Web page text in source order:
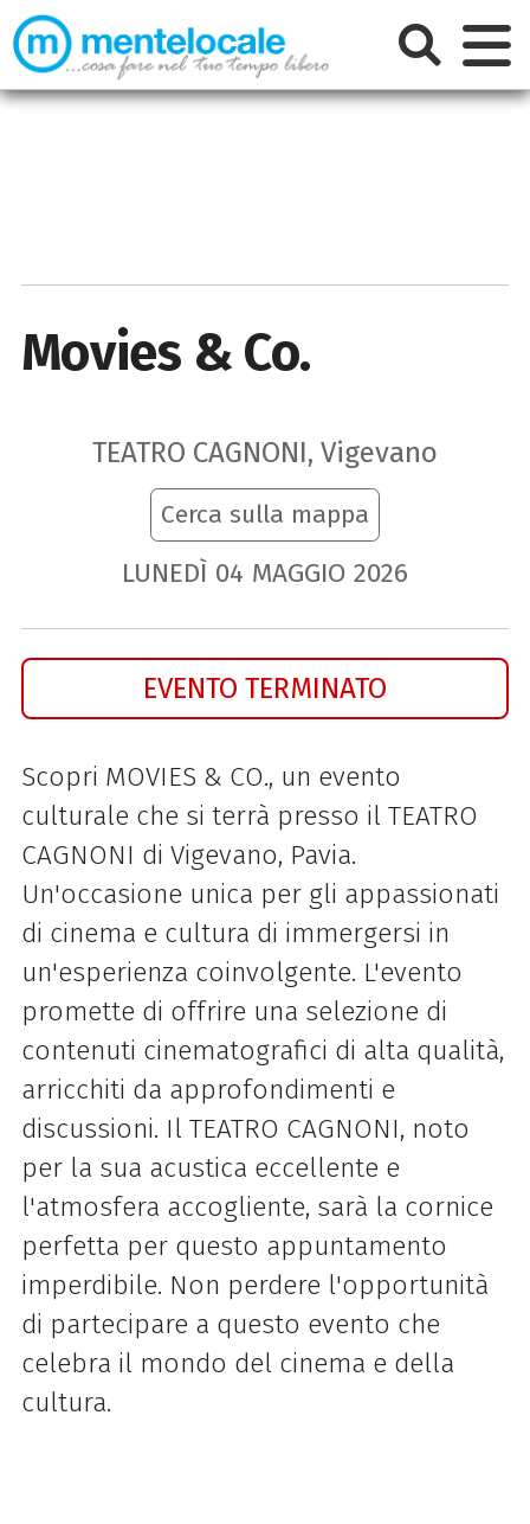
Movies & Co.
TEATRO CAGNONI, Vigevano
Cerca sulla mappa
LUNEDÌ 04 MAGGIO 2026
EVENTO TERMINATO
Scopri MOVIES & CO., un evento
culturale che si terrà presso il TEATRO
CAGNONI di Vigevano, Pavia.
Un'occasione unica per gli appassionati
di cinema e cultura di immergersi in
un'esperienza coinvolgente. L'evento
promette di offrire una selezione di
contenuti cinematografici di alta qualità,
arricchiti da approfondimenti e
discussioni. Il TEATRO CAGNONI, noto
per la sua acustica eccellente e
l'atmosfera accogliente, sarà la cornice
perfetta per questo appuntamento
imperdibile. Non perdere l'opportunità
di partecipare a questo evento che
celebra il mondo del cinema e della
cultura.